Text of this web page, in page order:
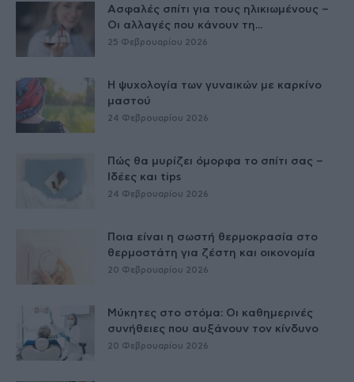
Ασφαλές σπίτι για τους ηλικιωμένους –
Οι αλλαγές που κάνουν τη...
25 Φεβρουαρίου 2026
Η ψυχολογία των γυναικών με καρκίνο
μαστού
24 Φεβρουαρίου 2026
Πώς θα μυρίζει όμορφα το σπίτι σας –
Ιδέες και tips
24 Φεβρουαρίου 2026
Ποια είναι η σωστή θερμοκρασία στο
θερμοστάτη για ζέστη και οικονομία
20 Φεβρουαρίου 2026
Μύκητες στο στόμα: Οι καθημερινές
συνήθειες που αυξάνουν τον κίνδυνο
20 Φεβρουαρίου 2026